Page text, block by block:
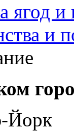
ягод и
и
Йорк